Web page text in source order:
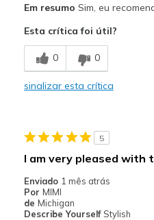
Comfortable
Stylish
Going Out
Travel
Em resumo Sim, eu
Esta crítica foi útil?
0 0
sinalizar esta crítica
5
I am very pleased with
Enviado 1 mês atrás
Por MIMI
de Michigan
Describe Yourself Stylish